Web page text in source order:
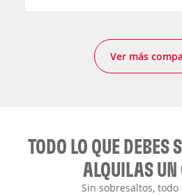
Ver más
TODO LO QUE DEBES
ALQUILAS UN
Sin sobresaltos,